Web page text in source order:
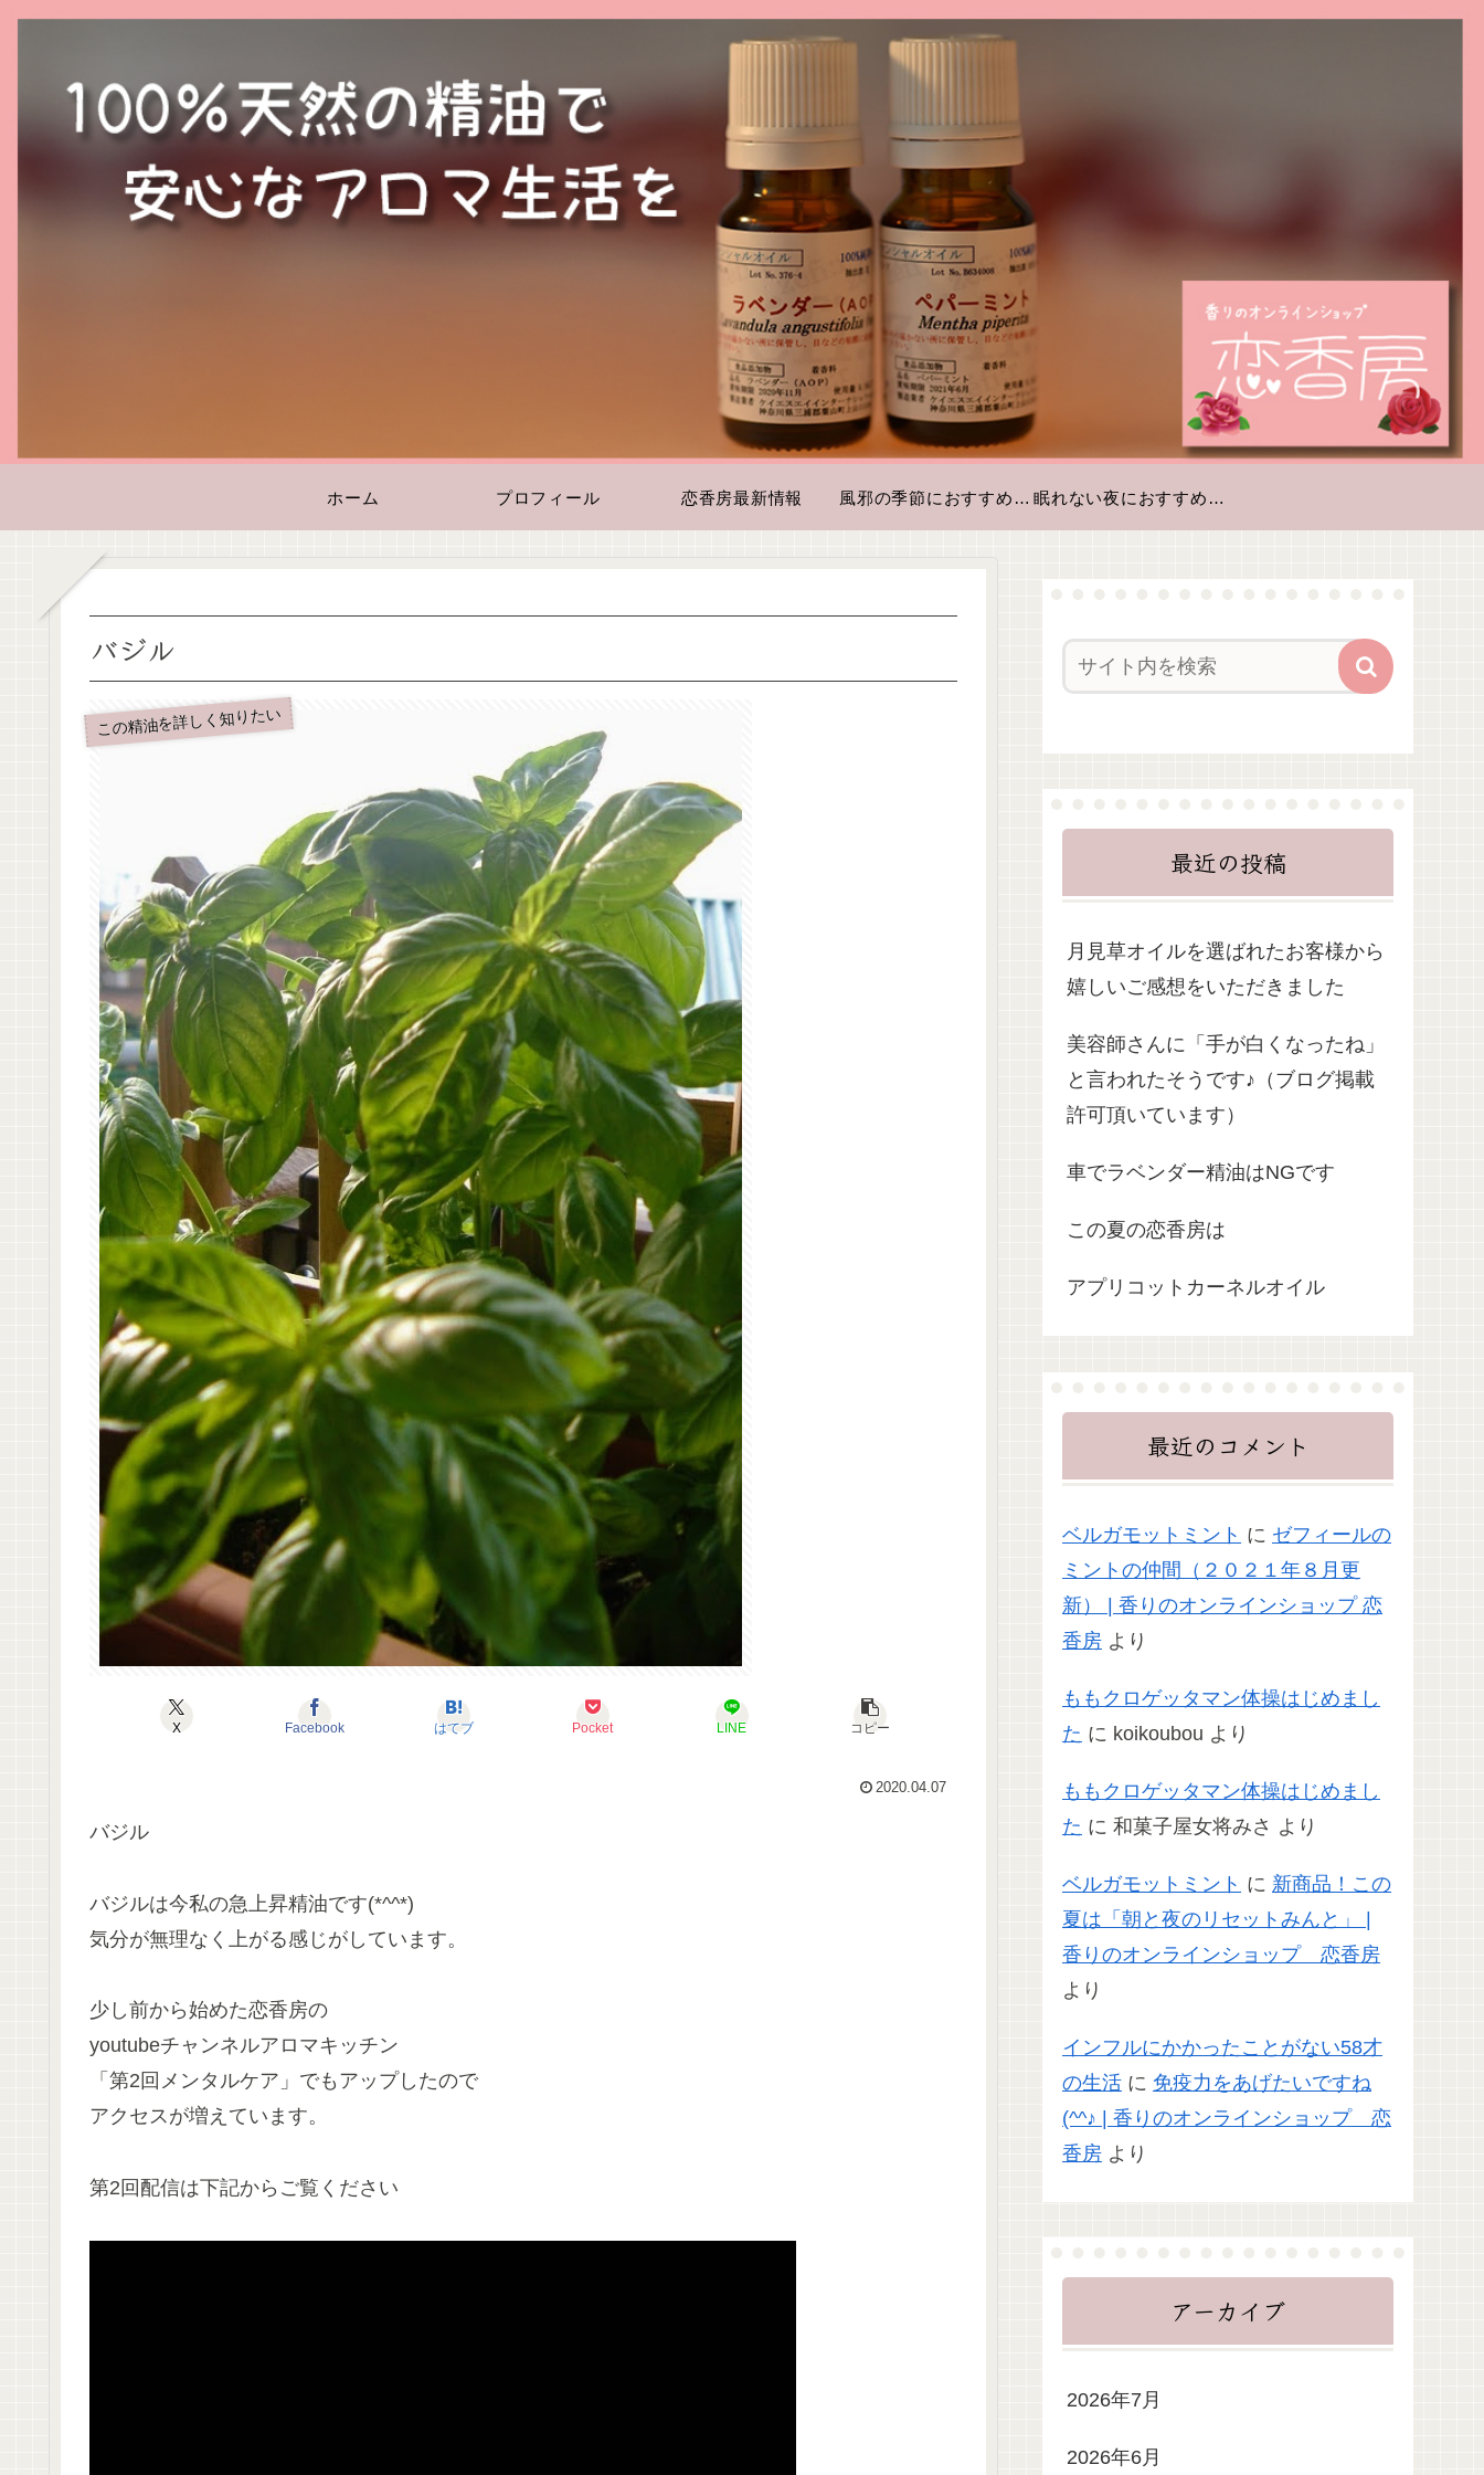
ホーム プロフィール 恋香房最新情報 風邪の季節におすすめアロマ 眠れない夜におすすめのアロマテラピー🌙
バジル
この精油を詳しく知りたい
X Facebook はてブ Pocket LINE コピー
2020.04.07
バジル
バジルは今私の急上昇精油です(*^^*)
気分が無理なく上がる感じがしています。
少し前から始めた恋香房の
youtubeチャンネルアロマキッチン
「第2回メンタルケア」でもアップしたので
アクセスが増えています。
第2回配信は下記からご覧ください
最近の投稿
月見草オイルを選ばれたお客様から
嬉しいご感想をいただきました
美容師さんに「手が白くなったね」
と言われたそうです♪（ブログ掲載
許可頂いています）
車でラベンダー精油はNGです
この夏の恋香房は
アプリコットカーネルオイル
最近のコメント
ベルガモットミント に ゼフィールの
ミントの仲間（２０２１年８月更
新） | 香りのオンラインショップ 恋
香房 より
ももクロゲッタマン体操はじめまし
た に koikoubou より
ももクロゲッタマン体操はじめまし
た に 和菓子屋女将みさ より
ベルガモットミント に 新商品！この
夏は「朝と夜のリセットみんと」 |
香りのオンラインショップ 恋香房
より
インフルにかかったことがない58才
の生活 に 免疫力をあげたいですね
(^^♪ | 香りのオンラインショップ 恋
香房 より
アーカイブ
2026年7月
2026年6月